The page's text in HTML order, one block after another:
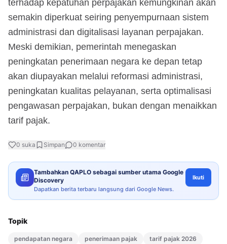
terhadap kepatuhan perpajakan kemungkinan akan
semakin diperkuat seiring penyempurnaan sistem
administrasi dan digitalisasi layanan perpajakan.
Meski demikian, pemerintah menegaskan
peningkatan penerimaan negara ke depan tetap
akan diupayakan melalui reformasi administrasi,
peningkatan kualitas pelayanan, serta optimalisasi
pengawasan perpajakan, bukan dengan menaikkan
tarif pajak.
0 suka Simpan 0 komentar
Tambahkan QAPLO sebagai sumber utama Google
Discovery
Dapatkan berita terbaru langsung dari Google News.
Ikuti
Topik
pendapatan negara penerimaan pajak tarif pajak 2026